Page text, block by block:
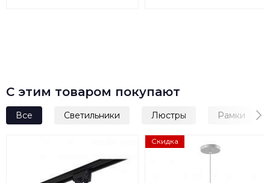
С этим товаром покупают
Все Светильники Люстры Рамки
Скидка